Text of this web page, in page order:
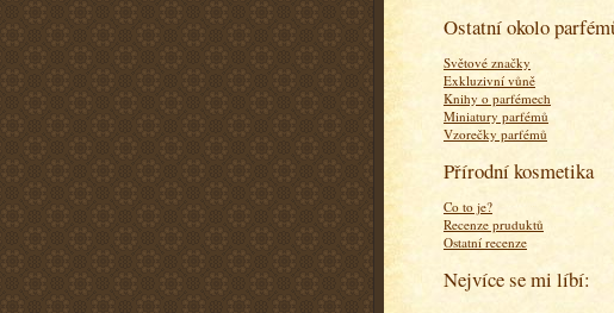
Ostatní okolo
Světové značky
Exkluzivní vůně
Knihy o parfémech
Miniatury parfémů
Vzorečky parfémů
Přírodní kosmetika
Co to je?
Recenze pruduktů
Ostatní recenze
Nejvíce se mi líbí: